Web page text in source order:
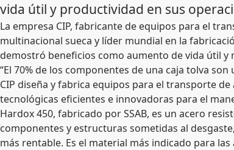
vida útil y productividad en sus
La empresa CIP, fabricante de equipos para el
multinacional sueca y líder mundial en la
demostró beneficios como aumento de vida útil
“El 70% de los componentes de una caja tolva
CIP diseña y fabrica equipos para el transporte
tecnológicas eficientes e innovadoras para el
Hardox 450, fabricado por SSAB, es un acero
componentes y estructuras sometidas al
más rentable. Es el material más indicado para